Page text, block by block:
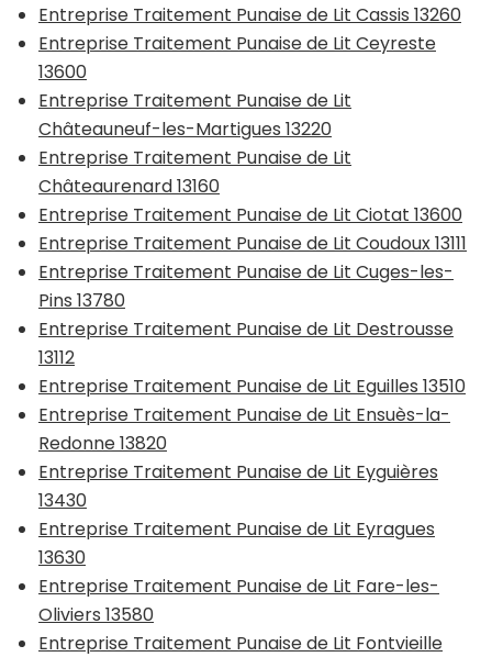
Entreprise Traitement Punaise de Lit Cassis 13260
Entreprise Traitement Punaise de Lit Ceyreste
13600
Entreprise Traitement Punaise de Lit
Châteauneuf-les-Martigues 13220
Entreprise Traitement Punaise de Lit
Châteaurenard 13160
Entreprise Traitement Punaise de Lit Ciotat 13600
Entreprise Traitement Punaise de Lit Coudoux 13111
Entreprise Traitement Punaise de Lit Cuges-les-
Pins 13780
Entreprise Traitement Punaise de Lit Destrousse
13112
Entreprise Traitement Punaise de Lit Eguilles 13510
Entreprise Traitement Punaise de Lit Ensuès-la-
Redonne 13820
Entreprise Traitement Punaise de Lit Eyguières
13430
Entreprise Traitement Punaise de Lit Eyragues
13630
Entreprise Traitement Punaise de Lit Fare-les-
Oliviers 13580
Entreprise Traitement Punaise de Lit Fontvieille